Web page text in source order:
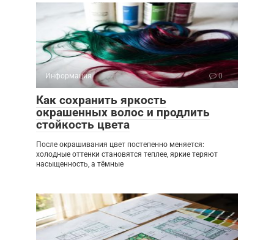
Информация 0
Как сохранить яркость
окрашенных волос и продлить
стойкость цвета
После окрашивания цвет постепенно меняется:
холодные оттенки становятся теплее, яркие теряют
насыщенность, а тёмные